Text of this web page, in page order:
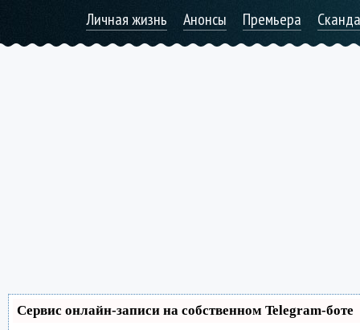
Личная жизнь Анонсы Премьера
Сервис онлайн-записи на собственном Telegram-боте